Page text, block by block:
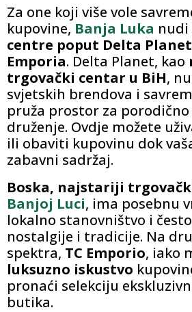
Za one koji više vole
kupovine, Banja Luka nudi
centre poput Delta
Emporia. Delta Planet, kao
trgovački centar u BiH,
svjetskih brendova i
pruža prostor za porodično
druženje. Ovdje možete
ili obaviti kupovinu dok
zabavni sadržaj.
Boska, najstariji
Banjoj Luci, ima posebnu
lokalno stanovništvo i
nostalgije i tradicije. Na
spektra, TC Emporio, iako
luksuzno iskustvo
pronaći selekciju
butika.